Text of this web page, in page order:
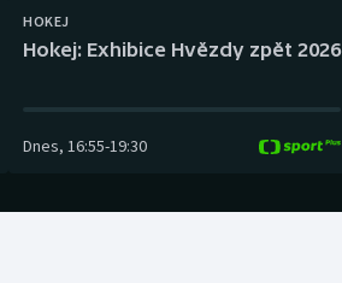
Plážový volejbal
HOKEJ
Hokej: Exhibice Hvězdy zpět 2026
Dnes, 16:55-19:30